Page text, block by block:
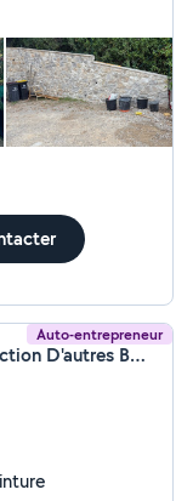
Auto-entrepreneur
Zouhaier Chaalali (Construction D'autres Bâtiments)